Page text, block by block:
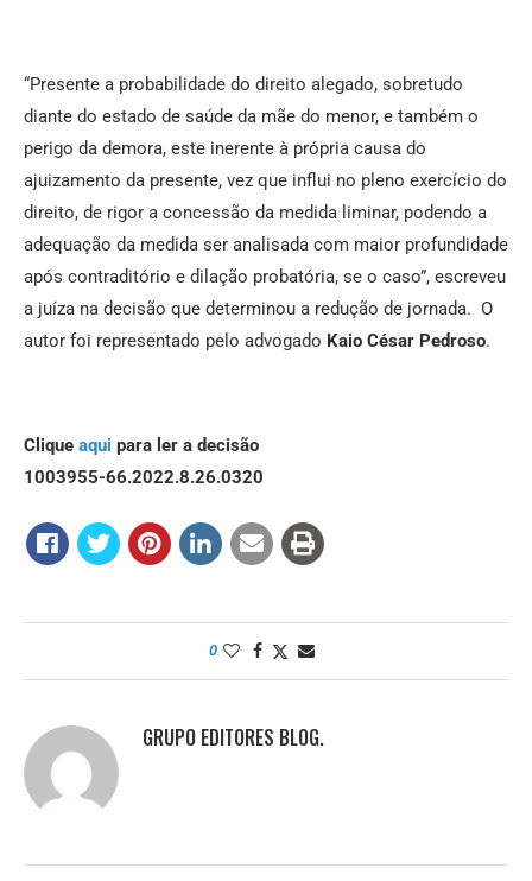
“Presente a probabilidade do direito alegado, sobretudo
diante do estado de saúde da mãe do menor, e também o
perigo da demora, este inerente à própria causa do
ajuizamento da presente, vez que influi no pleno exercício do
direito, de rigor a concessão da medida liminar, podendo a
adequação da medida ser analisada com maior profundidade
após contraditório e dilação probatória, se o caso”, escreveu
a juíza na decisão que determinou a redução de jornada. O
autor foi representado pelo advogado Kaio César Pedroso.
Clique aqui para ler a decisão
1003955-66.2022.8.26.0320
0
GRUPO EDITORES BLOG.